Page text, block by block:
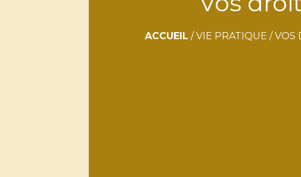
ACCUEIL /VIE PRATIQUE /VOS